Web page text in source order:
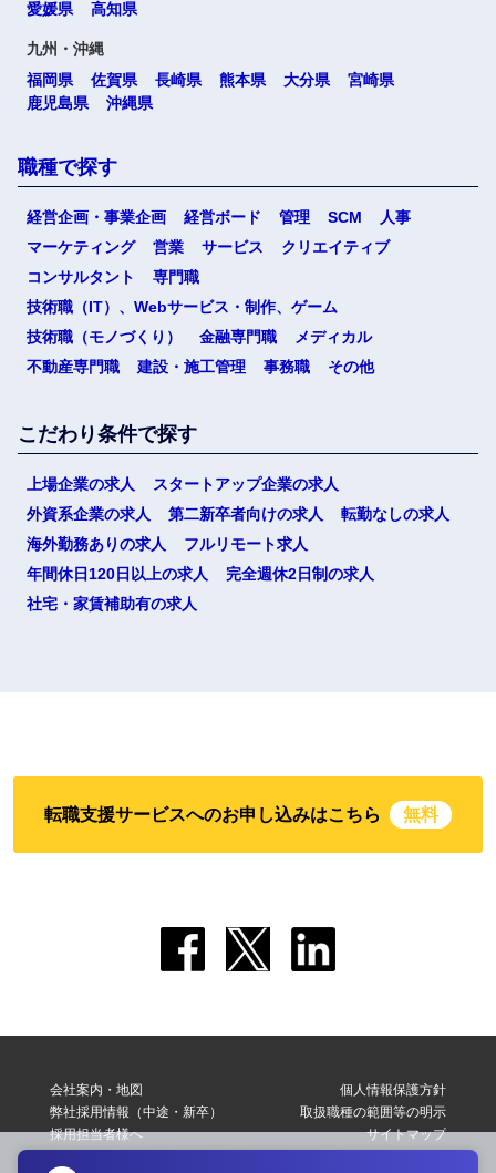
愛媛県
高知県
九州・沖縄
福岡県
佐賀県 長崎県 熊本県 大分県
宮崎県
鹿児島県
沖縄県
職種で探す
経営企画・事業企画 経営ボード 管理 SCM
人事
マーケティング
営業 サービス
クリエイティブ
コンサルタント
専門職
技術職（IT）、Webサービス・制作、ゲーム
技術職（モノづくり）
金融専門職
メディカル
不動産専門職
建設・施工管理 事務職 その他
こだわり条件で探す
上場企業の求人
スタートアップ企業の求人
外資系企業の求人
第二新卒者向けの求人
転勤なしの求人
海外勤務ありの求人
フルリモート求人
年間休日120日以上の求人
完全週休2日制の求人
社宅・家賃補助有の求人
転職支援サービスへのお申し込みはこちら 無料
会社案内・地図
弊社採用情報（中途・新卒）
採用担当者様へ
個人情報保護方針
取扱職種の範囲等の明示
サイトマップ